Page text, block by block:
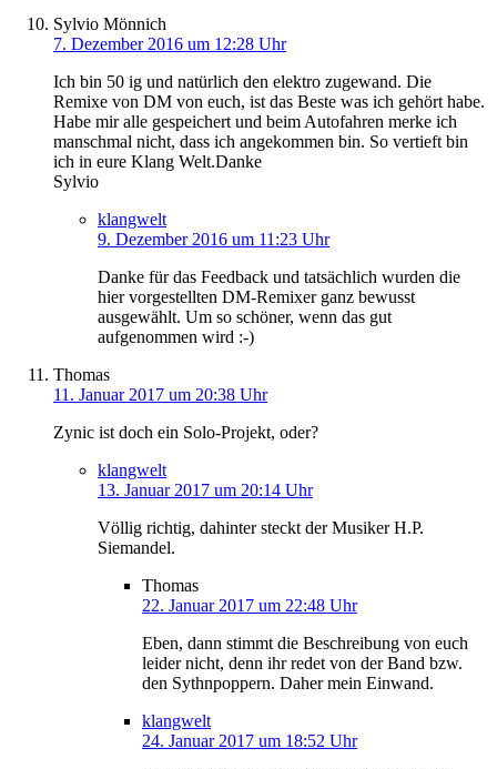
Sylvio Mönnich
7. Dezember 2016 um 12:28 Uhr
Ich bin 50 ig und natürlich den elektro zugewand. Die
Remixe von DM von euch, ist das Beste was ich gehört habe.
Habe mir alle gespeichert und beim Autofahren merke ich
manschmal nicht, dass ich angekommen bin. So vertieft bin
ich in eure Klang Welt.Danke
Sylvio
klangwelt
9. Dezember 2016 um 11:23 Uhr
Danke für das Feedback und tatsächlich wurden die
hier vorgestellten DM-Remixer ganz bewusst
ausgewählt. Um so schöner, wenn das gut
aufgenommen wird :-)
Thomas
11. Januar 2017 um 20:38 Uhr
Zynic ist doch ein Solo-Projekt, oder?
klangwelt
13. Januar 2017 um 20:14 Uhr
Völlig richtig, dahinter steckt der Musiker H.P.
Siemandel.
Thomas
22. Januar 2017 um 22:48 Uhr
Eben, dann stimmt die Beschreibung von euch
leider nicht, denn ihr redet von der Band bzw.
den Sythnpoppern. Daher mein Einwand.
klangwelt
24. Januar 2017 um 18:52 Uhr